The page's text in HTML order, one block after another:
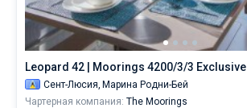
Leopard 42 | Moorings 4200/3/3 Exclusive
Сент-Люсия, Марина Родни-Бей
Чартерная компания: The Moorings